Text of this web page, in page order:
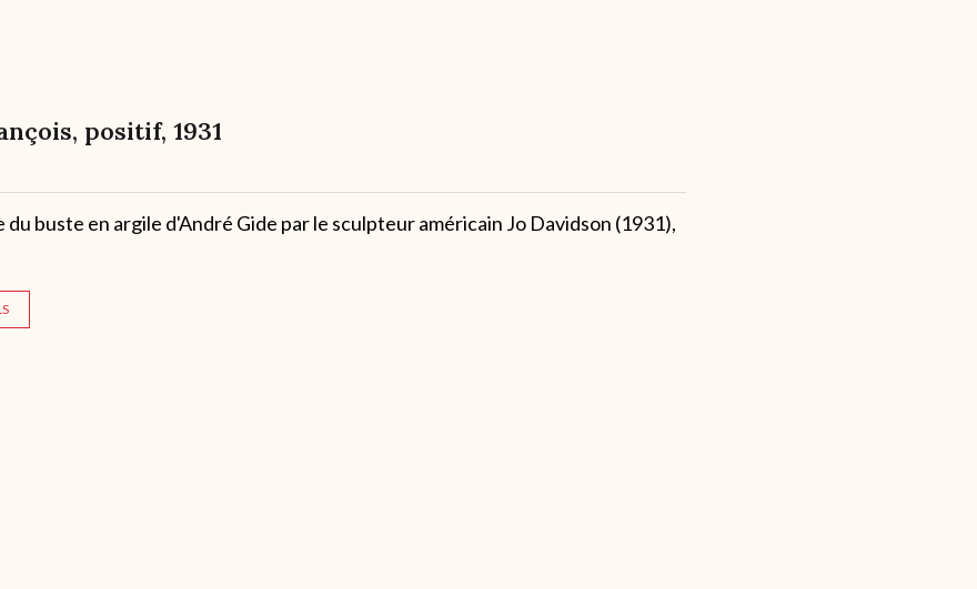
positif, 1931
buste en argile d'André Gide par le sculpteur américain Jo Davidson (1931),